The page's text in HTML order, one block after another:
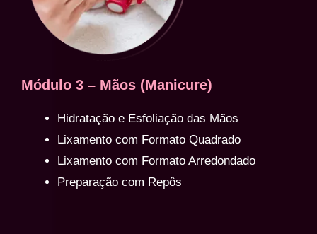
Módulo 3 – Mãos (Manicure)
Hidratação e Esfoliação das Mãos
Lixamento com Formato Quadrado
Lixamento com Formato Arredondado
Preparação com Repôs